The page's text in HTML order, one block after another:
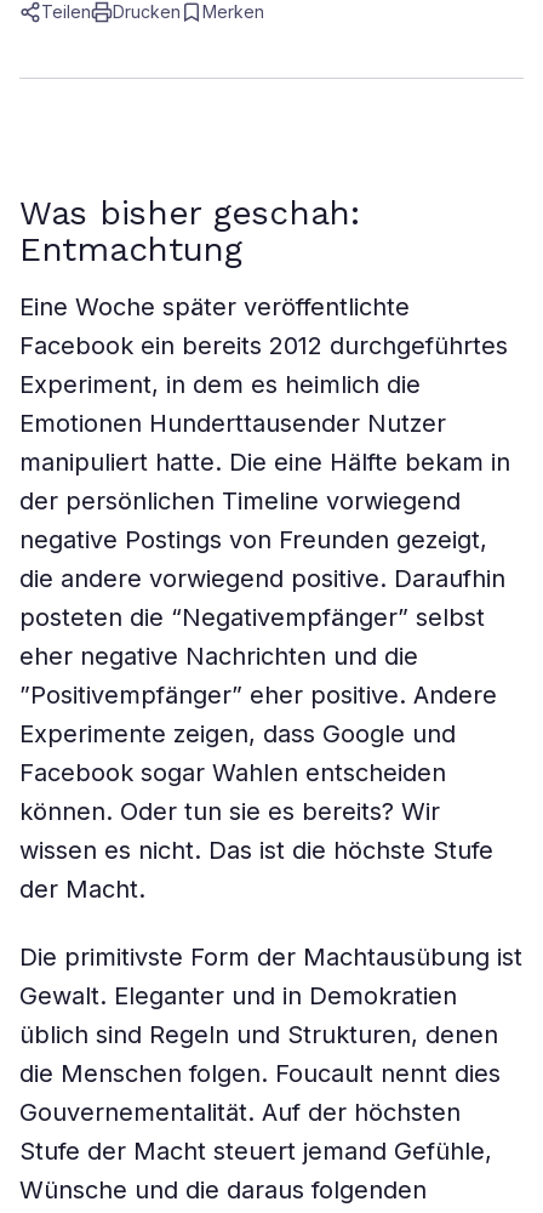
Teilen Drucken Merken
Was bisher geschah:
Entmachtung
Eine Woche später veröffentlichte
Facebook ein bereits 2012 durchgeführtes
Experiment, in dem es heimlich die
Emotionen Hunderttausender Nutzer
manipuliert hatte. Die eine Hälfte bekam in
der persönlichen ­Timeline vorwiegend
negative Postings von Freunden gezeigt,
die andere vorwiegend positive. Daraufhin
posteten die “Negativempfänger” selbst
eher negative Nachrichten und die
­”Positivempfänger” eher positive. Andere
Experimente zeigen, dass Google und
Facebook sogar Wahlen entscheiden
können. Oder tun sie es bereits? Wir
wissen es nicht. Das ist die höchste Stufe
der Macht.
Die primitivste Form der Machtausübung ist
Gewalt. Eleganter und in Demokratien
üblich sind Regeln und Strukturen, denen
die Menschen folgen. Foucault nennt dies
Gouvernementalität. Auf der höchsten
Stufe der Macht steuert jemand Gefühle,
Wünsche und die daraus folgenden